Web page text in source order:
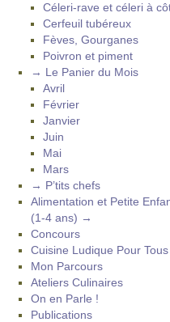
Céleri-rave et céleri à
Cerfeuil tubéreux
Fèves, Gourganes
Poivron et piment
→ Le Panier du Mois
Avril
Février
Janvier
Juin
Mai
Mars
→ P’tits chefs
Alimentation et Petite
(1-4 ans) →
Concours
Cuisine Ludique Pour
Mon Parcours
Ateliers Culinaires
On en Parle !
Publications